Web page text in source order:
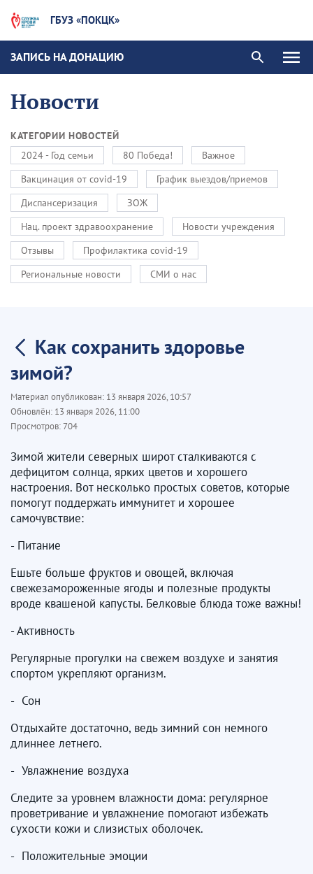
ГБУЗ «ПОКЦК»
ЗАПИСЬ НА ДОНАЦИЮ
Новости
КАТЕГОРИИ НОВОСТЕЙ
2024 - Год семьи
80 Победа!
Важное
Вакцинация от covid-19
График выездов/приемов
Диспансеризация
ЗОЖ
Нац. проект здравоохранение
Новости учреждения
Отзывы
Профилактика covid-19
Региональные новости
СМИ о нас
Как сохранить здоровье
зимой?
Материал опубликован: 13 января 2026, 10:57
Обновлён: 13 января 2026, 11:00
Просмотров:704
Зимой жители северных широт сталкиваются с
дефицитом солнца, ярких цветов и хорошего
настроения. Вот несколько простых советов, которые
помогут поддержать иммунитет и хорошее
самочувствие:
- Питание
Ешьте больше фруктов и овощей, включая
свежезамороженные ягоды и полезные продукты
вроде квашеной капусты. Белковые блюда тоже важны!
- Активность
Регулярные прогулки на свежем воздухе и занятия
спортом укрепляют организм.
- Сон
Отдыхайте достаточно, ведь зимний сон немного
длиннее летнего.
- Увлажнение воздуха
Следите за уровнем влажности дома: регулярное
проветривание и увлажнение помогают избежать
сухости кожи и слизистых оболочек.
- Положительные эмоции